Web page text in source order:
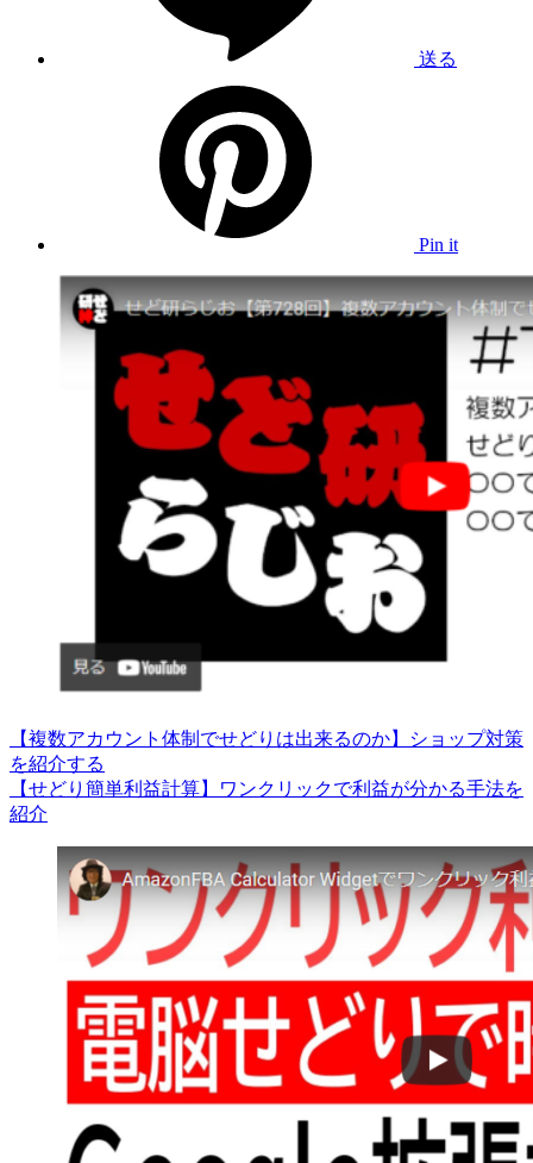
送る
Pin it
【複数アカウント体制でせどりは出来るのか】ショップ対策
を紹介する
【せどり簡単利益計算】ワンクリックで利益が分かる手法を
紹介